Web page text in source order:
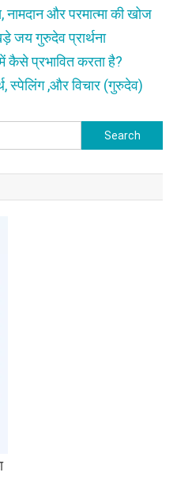
और परमात्मा की खोज
जय गुरुदेव प्रार्थना
कैसे प्रभावित करता है?
स्पेलिंग ,और विचार (गुरुदेव)
Search